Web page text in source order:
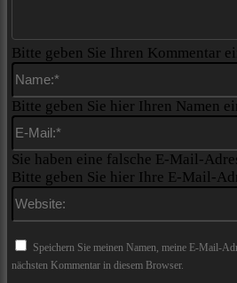
Bitte geben Sie Ihren Kommentar
Bitte geben Sie hier Ihren Namen
Sie haben eine falsche E-Mail-
Bitte geben Sie hier Ihre E-Mail-
Speichern Sie meinen Namen, meine E-Mail-
nächsten Kommentar in diesem Browser.